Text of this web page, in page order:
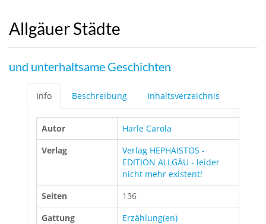
Allgäuer Städte
und unterhaltsame Geschichten
Info Beschreibung Inhaltsverzeichnis
Autor
Härle Carola
Verlag
Verlag HEPHAISTOS -
EDITION ALLGÄU - leider
nicht mehr existent!
Seiten
136
Gattung
Erzählung(en)